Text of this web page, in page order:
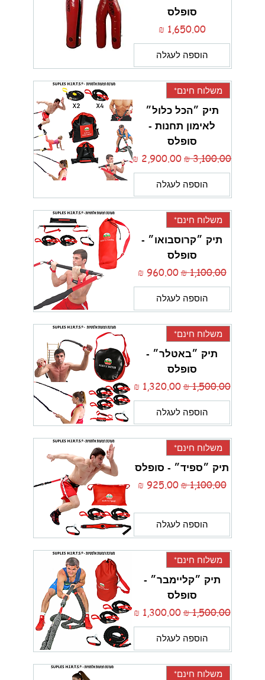
סופלס
מחיר‏1,650.00 ‏₪
הוספה לעגלה
משלוח חינם*
תיק ״הכל כלול״
לאימון תחנות -
סופלס
מחיר רגיל מחיר מבצע
הוספה לעגלה
משלוח חינם*
תיק ״קרוסבואו״ -
סופלס
מחיר רגיל‏1,100.00 ‏₪ מחיר מבצע‏960.00 ‏₪
הוספה לעגלה
משלוח חינם*
תיק ״באטלר״ -
סופלס
מחיר רגיל‏1,500.00 ‏₪ מחיר מבצע‏1,320.00 ‏₪
הוספה לעגלה
משלוח חינם*
תיק ״ספיד״ - סופלס
מחיר רגיל‏1,100.00 ‏₪ מחיר מבצע‏925.00 ‏₪
הוספה לעגלה
משלוח חינם*
תיק ״קליימבר״ -
סופלס
מחיר רגיל‏1,500.00 ‏₪ מחיר מבצע‏1,300.00 ‏₪
הוספה לעגלה
משלוח חינם*